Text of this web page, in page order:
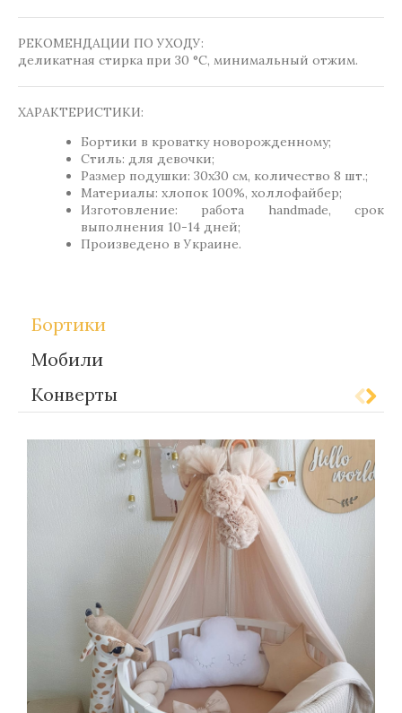
РЕКОМЕНДАЦИИ ПО УХОДУ:
деликатная стирка при 30 °C, минимальный отжим.
ХАРАКТЕРИСТИКИ:
Бортики в кроватку новорожденному;
Стиль: для девочки;
Размер подушки: 30х30 см, количество 8 шт.;
Материалы: хлопок 100%, холлофайбер;
Изготовление: работа handmade, срок
выполнения 10-14 дней;
Произведено в Украине.
Бортики
Мобили
Конверты